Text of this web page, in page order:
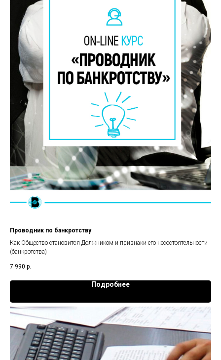
Проводник по банкротству
Как Общество становится Должником и признаки его несостоятельности
(банкротства)
7 990 р.
Подробнее